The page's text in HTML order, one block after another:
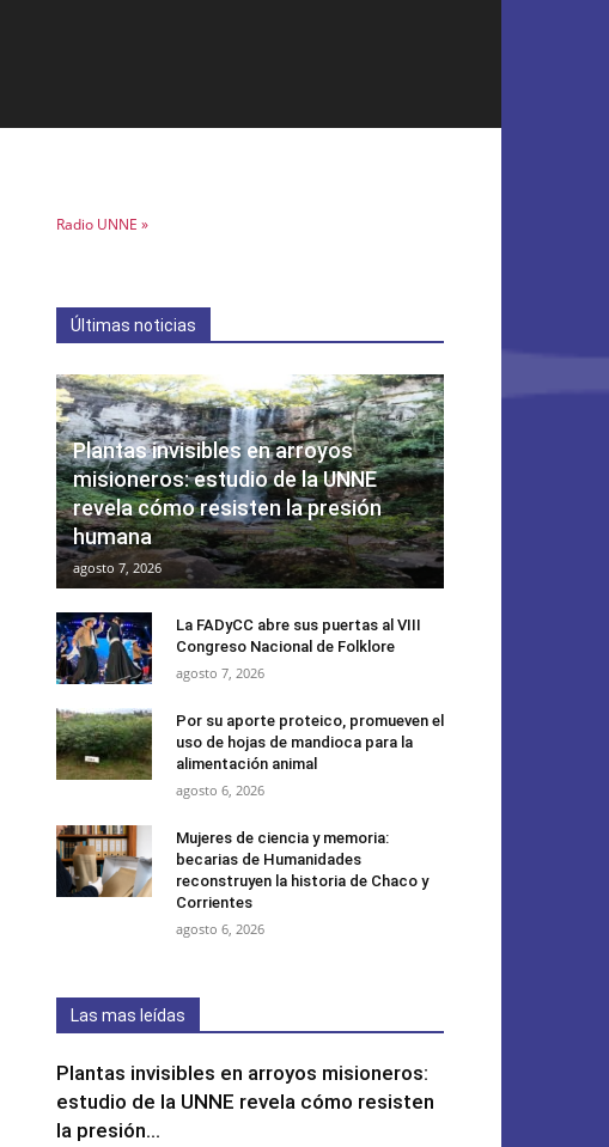
Radio UNNE »
Últimas noticias
Plantas invisibles en arroyos
misioneros: estudio de la UNNE
revela cómo resisten la presión
humana
agosto 7, 2026
La FADyCC abre sus puertas al VIII
Congreso Nacional de Folklore
agosto 7, 2026
Por su aporte proteico, promueven el
uso de hojas de mandioca para la
alimentación animal
agosto 6, 2026
Mujeres de ciencia y memoria:
becarias de Humanidades
reconstruyen la historia de Chaco y
Corrientes
agosto 6, 2026
Las mas leídas
Plantas invisibles en arroyos misioneros:
estudio de la UNNE revela cómo resisten
la presión...